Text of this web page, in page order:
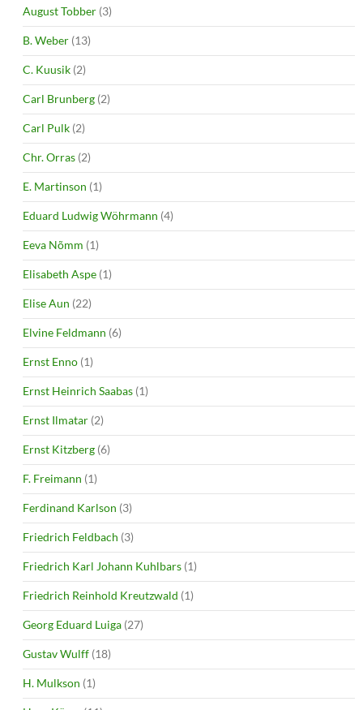
August Tobber (3)
B. Weber (13)
C. Kuusik (2)
Carl Brunberg (2)
Carl Pulk (2)
Chr. Orras (2)
E. Martinson (1)
Eduard Ludwig Wöhrmann (4)
Eeva Nõmm (1)
Elisabeth Aspe (1)
Elise Aun (22)
Elvine Feldmann (6)
Ernst Enno (1)
Ernst Heinrich Saabas (1)
Ernst Ilmatar (2)
Ernst Kitzberg (6)
F. Freimann (1)
Ferdinand Karlson (3)
Friedrich Feldbach (3)
Friedrich Karl Johann Kuhlbars (1)
Friedrich Reinhold Kreutzwald (1)
Georg Eduard Luiga (27)
Gustav Wulff (18)
H. Mulkson (1)